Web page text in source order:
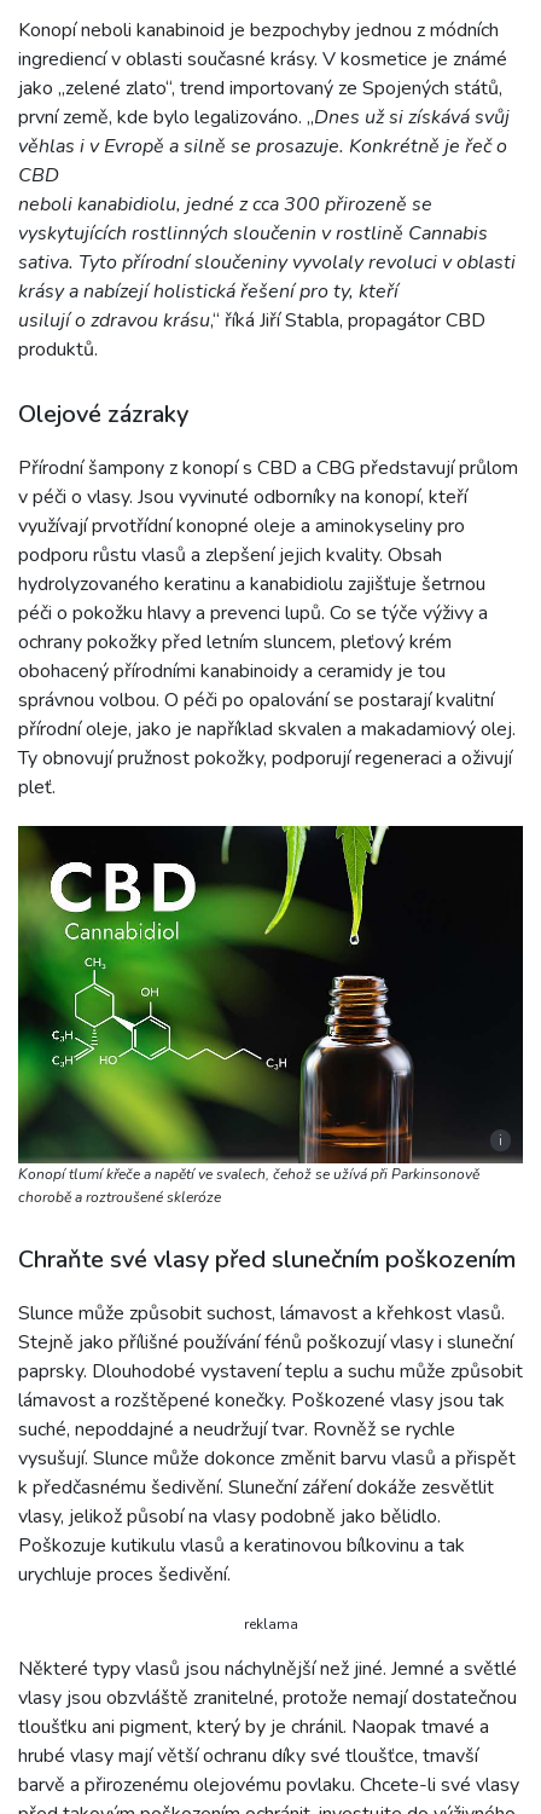
Konopí neboli kanabinoid je bezpochyby jednou z módních
ingrediencí v oblasti současné krásy. V kosmetice je známé
jako „zelené zlato“, trend importovaný ze Spojených států,
první země, kde bylo legalizováno. „Dnes už si získává svůj
věhlas i v Evropě a silně se prosazuje. Konkrétně je řeč o
CBD
neboli kanabidiolu, jedné z cca 300 přirozeně se
vyskytujících rostlinných sloučenin v rostlině Cannabis
sativa. Tyto přírodní sloučeniny vyvolaly revoluci v oblasti
krásy a nabízejí holistická řešení pro ty, kteří
usilují o zdravou krásu,“ říká Jiří Stabla, propagátor CBD
produktů.
Olejové zázraky
Přírodní šampony z konopí s CBD a CBG představují průlom
v péči o vlasy. Jsou vyvinuté odborníky na konopí, kteří
využívají prvotřídní konopné oleje a aminokyseliny pro
podporu růstu vlasů a zlepšení jejich kvality. Obsah
hydrolyzovaného keratinu a kanabidiolu zajišťuje šetrnou
péči o pokožku hlavy a prevenci lupů. Co se týče výživy a
ochrany pokožky před letním sluncem, pleťový krém
obohacený přírodními kanabinoidy a ceramidy je tou
správnou volbou. O péči po opalování se postarají kvalitní
přírodní oleje, jako je například skvalen a makadamiový olej.
Ty obnovují pružnost pokožky, podporují regeneraci a oživují
pleť.
i
Konopí tlumí křeče a napětí ve svalech, čehož se užívá při Parkinsonově
chorobě a roztroušené skleróze
Chraňte své vlasy před slunečním poškozením
Slunce může způsobit suchost, lámavost a křehkost vlasů.
Stejně jako přílišné používání fénů poškozují vlasy i sluneční
paprsky. Dlouhodobé vystavení teplu a suchu může způsobit
lámavost a rozštěpené konečky. Poškozené vlasy jsou tak
suché, nepoddajné a neudržují tvar. Rovněž se rychle
vysušují. Slunce může dokonce změnit barvu vlasů a přispět
k předčasnému šedivění. Sluneční záření dokáže zesvětlit
vlasy, jelikož působí na vlasy podobně jako bělidlo.
Poškozuje kutikulu vlasů a keratinovou bílkovinu a tak
urychluje proces šedivění.
reklama
Některé typy vlasů jsou náchylnější než jiné. Jemné a světlé
vlasy jsou obzvláště zranitelné, protože nemají dostatečnou
tloušťku ani pigment, který by je chránil. Naopak tmavé a
hrubé vlasy mají větší ochranu díky své tloušťce, tmavší
barvě a přirozenému olejovému povlaku. Chcete-li své vlasy